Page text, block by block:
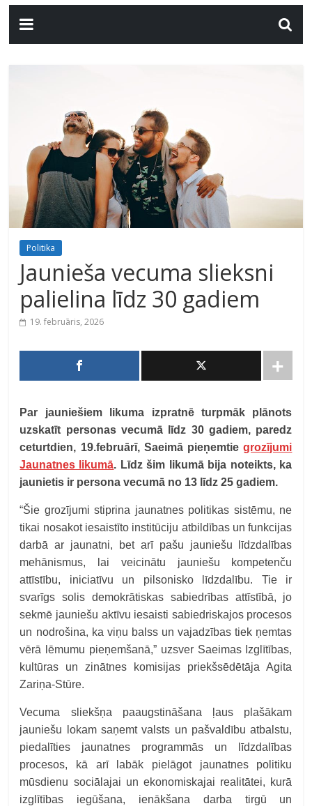
Politika
Jaunieša vecuma slieksni
palielina līdz 30 gadiem
19. februāris, 2026
Par jauniešiem likuma izpratnē turpmāk plānots
uzskatīt personas vecumā līdz 30 gadiem, paredz
ceturtdien, 19.februārī, Saeimā pieņemtiegrozījumi
Jaunatnes likumā. Līdz šim likumā bija noteikts, ka
jaunietis ir persona vecumā no 13 līdz 25 gadiem.
“Šie grozījumi stiprina jaunatnes politikas sistēmu, ne
tikai nosakot iesaistīto institūciju atbildības un funkcijas
darbā ar jaunatni, bet arī pašu jauniešu līdzdalības
mehānismus, lai veicinātu jauniešu kompetenču
attīstību, iniciatīvu un pilsonisko līdzdalību. Tie ir
svarīgs solis demokrātiskas sabiedrības attīstībā, jo
sekmē jauniešu aktīvu iesaisti sabiedriskajos procesos
un nodrošina, ka viņu balss un vajadzības tiek ņemtas
vērā lēmumu pieņemšanā,” uzsver Saeimas Izglītības,
kultūras un zinātnes komisijas priekšsēdētāja Agita
Zariņa-Stūre.
Vecuma sliekšņa paaugstināšana ļaus plašākam
jauniešu lokam saņemt valsts un pašvaldību atbalstu,
piedalīties jaunatnes programmās un līdzdalības
procesos, kā arī labāk pielāgot jaunatnes politiku
mūsdienu sociālajai un ekonomiskajai realitātei, kurā
izglītības iegūšana, ienākšana darba tirgū un